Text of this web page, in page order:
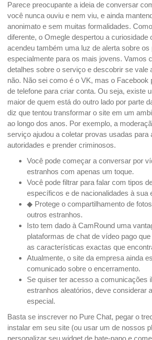
Parece preocupante a ideia de conversar
você nunca ouviu e nem viu, e ainda
anonimato e sem muitas formalidades.
diferente, o Omegle despertou a curiosidade
acendeu também uma luz de alerta sobre os
especialmente para os mais jovens. Vamos
detalhes sobre o serviço e descobrir se vale
não. Não sei como é o VK, mas o Facebook
de telefone para criar conta. Ou seja, existe
maior de quem está do outro lado por parte
diz que tentou transformar o site em um
ao longo dos anos. Por exemplo, a
serviço ajudou a coletar provas usadas para
autoridades e prender criminosos.
Você pode começar a conversar por
estranhos com apenas um toque.
Você pode filtrar para falar com tipos
específicos e de nacionalidades à sua
◆ Protege o compartilhamento de
outros estranhos.
Isto tem dado à CamRound uma
plataformas de chat de vídeo pago
as características exactas que
Atualmente, o site da empresa ainda
comunicado sobre o encerramento.
Se quiser ter acesso a comunicações
estranhos aleatórios, deve considerar
especial.
Basta se inscrever no Pure Chat, pegar o
instalar em seu site (ou usar um de nossos
personalizar seu widget de bate-papo e